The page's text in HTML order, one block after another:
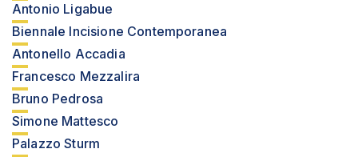
Antonio Ligabue
Biennale Incisione Contemporanea
Antonello Accadia
Francesco Mezzalira
Bruno Pedrosa
Simone Mattesco
Palazzo Sturm